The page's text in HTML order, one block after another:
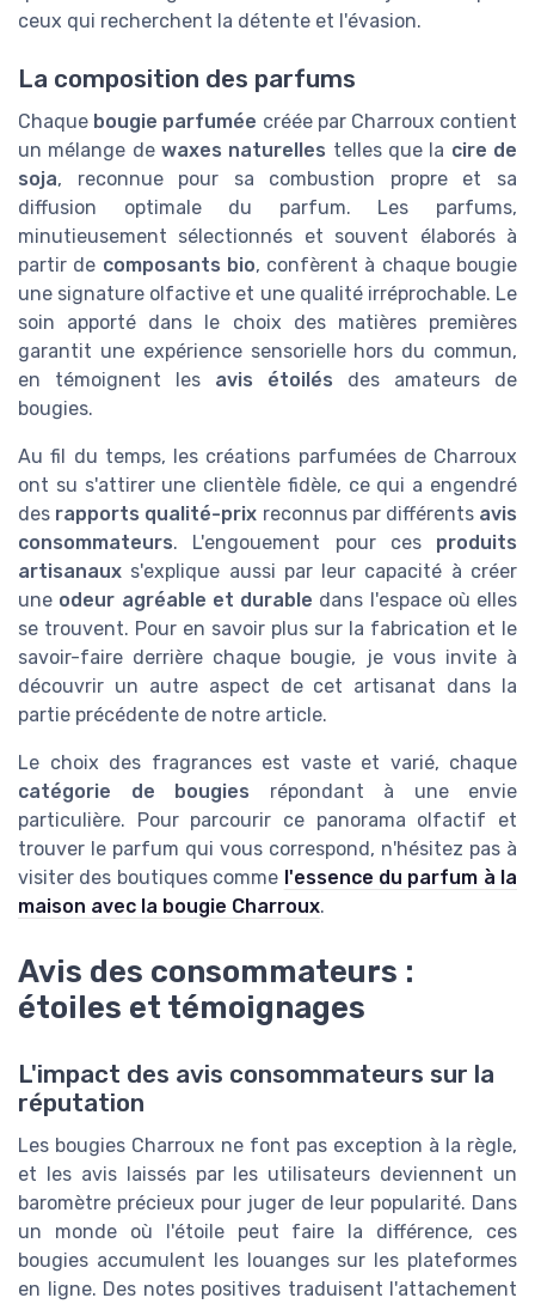
ceux qui recherchent la détente et l'évasion.
La composition des parfums
Chaque bougie parfumée créée par Charroux contient
un mélange de waxes naturelles telles que la cire de
soja, reconnue pour sa combustion propre et sa
diffusion optimale du parfum. Les parfums,
minutieusement sélectionnés et souvent élaborés à
partir de composants bio, confèrent à chaque bougie
une signature olfactive et une qualité irréprochable. Le
soin apporté dans le choix des matières premières
garantit une expérience sensorielle hors du commun,
en témoignent les avis étoilés des amateurs de
bougies.
Au fil du temps, les créations parfumées de Charroux
ont su s'attirer une clientèle fidèle, ce qui a engendré
des rapports qualité-prix reconnus par différents avis
consommateurs. L'engouement pour ces produits
artisanaux s'explique aussi par leur capacité à créer
une odeur agréable et durable dans l'espace où elles
se trouvent. Pour en savoir plus sur la fabrication et le
savoir-faire derrière chaque bougie, je vous invite à
découvrir un autre aspect de cet artisanat dans la
partie précédente de notre article.
Le choix des fragrances est vaste et varié, chaque
catégorie de bougies répondant à une envie
particulière. Pour parcourir ce panorama olfactif et
trouver le parfum qui vous correspond, n'hésitez pas à
visiter des boutiques comme l'essence du parfum à la
maison avec la bougie Charroux.
Avis des consommateurs :
étoiles et témoignages
L'impact des avis consommateurs sur la
réputation
Les bougies Charroux ne font pas exception à la règle,
et les avis laissés par les utilisateurs deviennent un
baromètre précieux pour juger de leur popularité. Dans
un monde où l'étoile peut faire la différence, ces
bougies accumulent les louanges sur les plateformes
en ligne. Des notes positives traduisent l'attachement